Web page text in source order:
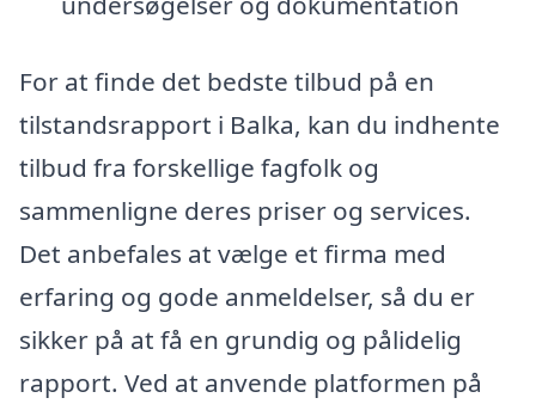
For at finde det bedste tilbud på en
tilstandsrapport i Balka, kan du indhente
tilbud fra forskellige fagfolk og
sammenligne deres priser og services.
Det anbefales at vælge et firma med
erfaring og gode anmeldelser, så du er
sikker på at få en grundig og pålidelig
rapport. Ved at anvende platformen på